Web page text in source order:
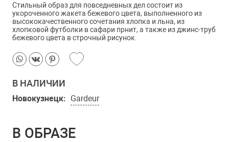
Стильный образ для повседневных дел состоит из
укороченного жакета бежевого цвета, выполненного из
высококачественного сочетания хлопка и льна, из
хлопковой футболки в сафари прнит, а также из джинс-труб
бежевого цвета в строчный рисунок.
В НАЛИЧИИ
Новокузнецк: Gardeur
В ОБРАЗЕ